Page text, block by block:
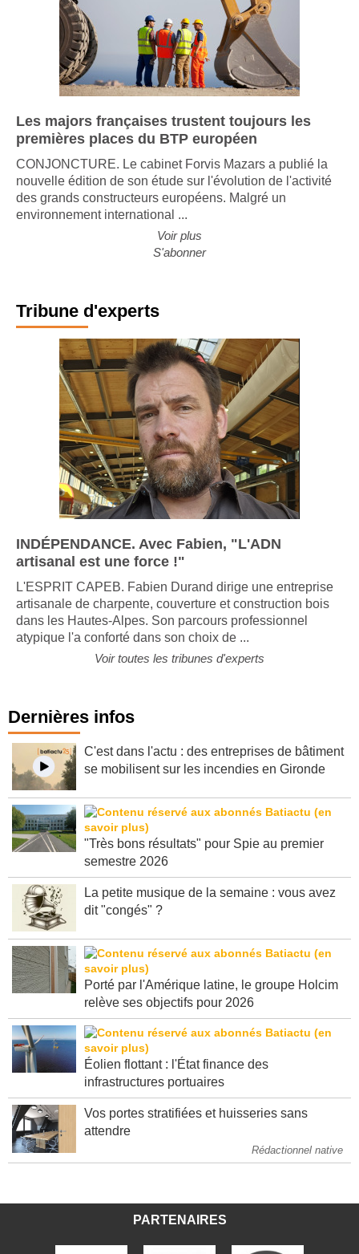
Les majors françaises trustent toujours les
premières places du BTP européen
CONJONCTURE. Le cabinet Forvis Mazars a publié la
nouvelle édition de son étude sur l'évolution de l'activité
des grands constructeurs européens. Malgré un
Voir plus
Tribune d'experts
INDÉPENDANCE. Avec Fabien, "L'ADN
L'ESPRIT CAPEB. Fabien Durand dirige une entreprise
artisanale de charpente, couverture et construction bois
dans les Hautes-Alpes. Son parcours professionnel
Dernières infos
C'est dans l'actu : des entreprises de bâtiment
"Très bons résultats" pour Spie au premier
La petite musique de la semaine : vous avez
Porté par l'Amérique latine, le groupe Holcim
Éolien flottant : l'État finance des
Vos portes stratifiées et huisseries sans
Rédactionnel native